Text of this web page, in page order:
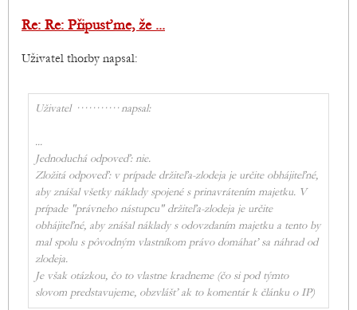
Re: Re: Připusťme, že ...
Uživatel thorby napsal:
Uživatel ··········· napsal:
...
Jednoduchá odpoveď: nie.
Zložitá odpoveď: v prípade držiteľa-zlodeja je určite obhájiteľné,
aby znášal všetky náklady spojené s prinavrátením majetku. V
prípade "právneho nástupcu" držiteľa-zlodeja je určite
obhájiteľné, aby znášal náklady s odovzdaním majetku a tento by
mal spolu s pôvodným vlastníkom právo domáhať sa náhrad od
zlodeja.
Je však otázkou, čo to vlastne kradneme (čo si pod týmto
slovom predstavujeme, obzvlášť ak to komentár k článku o IP)